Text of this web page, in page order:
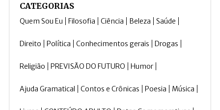
CATEGORIAS
Quem Sou Eu Filosofia Ciência Beleza Saúde
Direito Política Conhecimentos gerais Drogas
Religião PREVISÃO DO FUTURO Humor
Ajuda Gramatical Contos e Crônicas Poesia Música